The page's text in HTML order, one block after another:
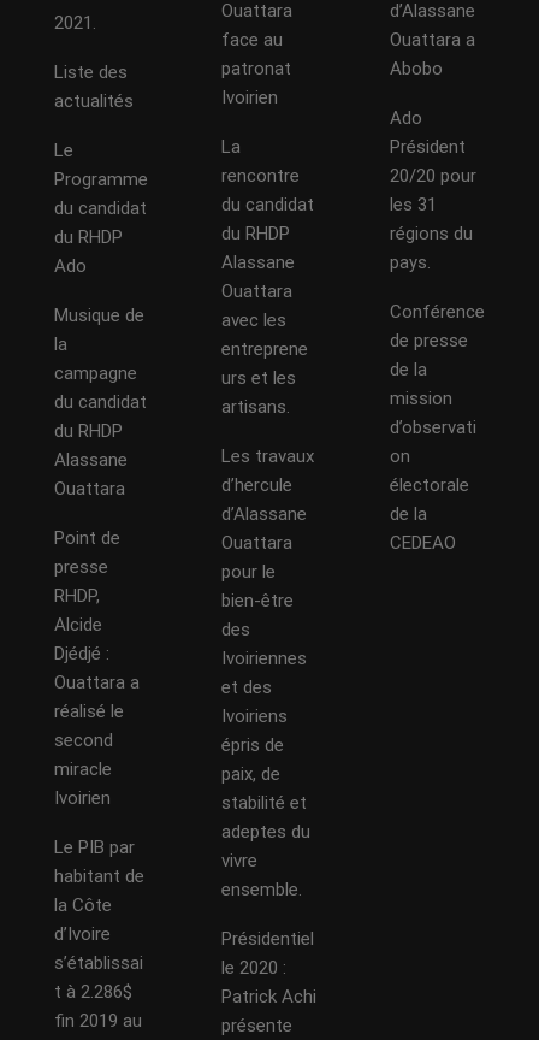
2021.
Liste des
actualités
Le
Programme
du candidat
du RHDP
Ado
Musique de
la
campagne
du candidat
du RHDP
Alassane
Ouattara
Point de
presse
RHDP,
Alcide
Djédjé :
Ouattara a
réalisé le
second
miracle
Ivoirien
Le PIB par
habitant de
la Côte
d’Ivoire
s’établissai
t à 2.286$
fin 2019 au
Ouattara
face au
patronat
Ivoirien
La
rencontre
du candidat
du RHDP
Alassane
Ouattara
avec les
entreprene
urs et les
artisans.
Les travaux
d’hercule
d’Alassane
Ouattara
pour le
bien-être
des
Ivoiriennes
et des
Ivoiriens
épris de
paix, de
stabilité et
adeptes du
vivre
ensemble.
Présidentiel
le 2020 :
Patrick Achi
présente
d’Alassane
Ouattara a
Abobo
Ado
Président
20/20 pour
les 31
régions du
pays.
Conférence
de presse
de la
mission
d’observati
on
électorale
de la
CEDEAO